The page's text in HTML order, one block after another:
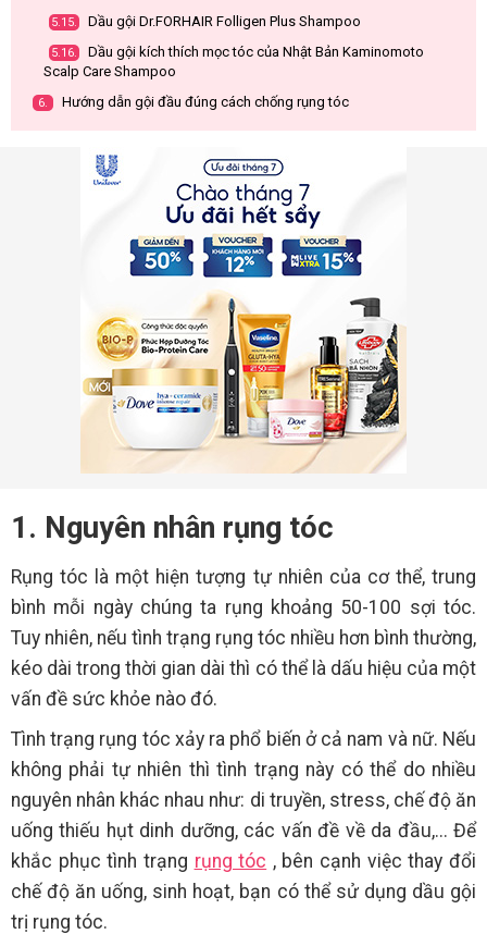
5.15. Dầu gội Dr.FORHAIR Folligen Plus Shampoo
5.16.
Dầu gội kích thích mọc tóc của Nhật Bản Kaminomoto
Scalp Care Shampoo
6. Hướng dẫn gội đầu đúng cách chống rụng tóc
1. Nguyên nhân rụng tóc
Rụng tóc là một hiện tượng tự nhiên của cơ thể, trung
bình mỗi ngày chúng ta rụng khoảng 50-100 sợi tóc.
Tuy nhiên, nếu tình trạng rụng tóc nhiều hơn bình thường,
kéo dài trong thời gian dài thì có thể là dấu hiệu của một
vấn đề sức khỏe nào đó.
Tình trạng rụng tóc xảy ra phổ biến ở cả nam và nữ. Nếu
không phải tự nhiên thì tình trạng này có thể do nhiều
nguyên nhân khác nhau như: di truyền, stress, chế độ ăn
uống thiếu hụt dinh dưỡng, các vấn đề về da đầu,... Để
khắc phục tình trạng rụng tóc , bên cạnh việc thay đổi
chế độ ăn uống, sinh hoạt, bạn có thể sử dụng dầu gội
trị rụng tóc.